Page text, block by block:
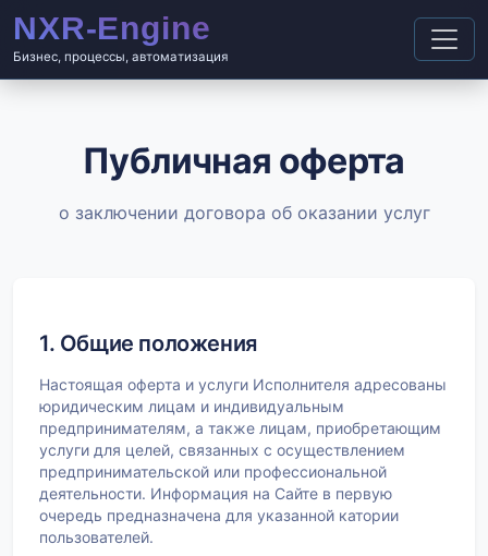
Бизнес, процессы, автоматизация
Публичная оферта
о заключении договора об оказании услуг
1. Общие положения
Настоящая оферта и услуги Исполнителя адресованы
юридическим лицам и индивидуальным
предпринимателям, а также лицам, приобретающим
услуги для целей, связанных с осуществлением
предпринимательской или профессиональной
деятельности. Информация на Сайте в первую
очередь предназначена для указанной катории
пользователей.